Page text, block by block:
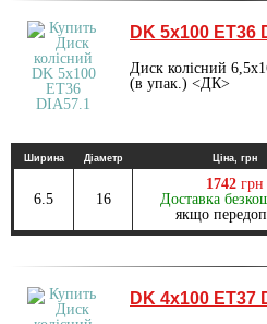
DK 5х100 ET36
Диск колісний
(в упак.) <ДК>
Ширина Діаметр Ціна, грн
6.5 16
1742 грн
Доставка
якщо
DK 4х100 ET37